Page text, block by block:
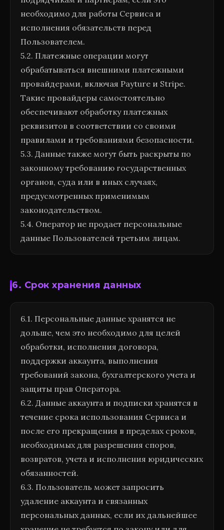
необходимо для работы Сервиса и
исполнения обязательств перед
Пользователем.
5.2. Платежные операции могут
обрабатываться внешними платежными
провайдерами, включая Payture и Stripe.
Такие провайдеры самостоятельно
обеспечивают обработку платежных
реквизитов в соответствии со своими
правилами и требованиями безопасности.
5.3. Данные также могут быть раскрыты по
законному требованию государственных
органов, суда или в иных случаях,
предусмотренных применимым
законодательством.
5.4. Оператор не продает персональные
данные Пользователей третьим лицам.
6. Срок хранения данных
6.1. Персональные данные хранятся не
дольше, чем это необходимо для целей
обработки, исполнения договора,
поддержки аккаунта, выполнения
требований закона, бухгалтерского учета и
защиты прав Оператора.
6.2. Данные аккаунта и подписки хранятся в
течение срока использования Сервиса и
после его прекращения в пределах сроков,
необходимых для разрешения споров,
возвратов, учета и исполнения юридических
обязанностей.
6.3. Пользователь может запросить
удаление аккаунта и связанных
персональных данных, если их дальнейшее